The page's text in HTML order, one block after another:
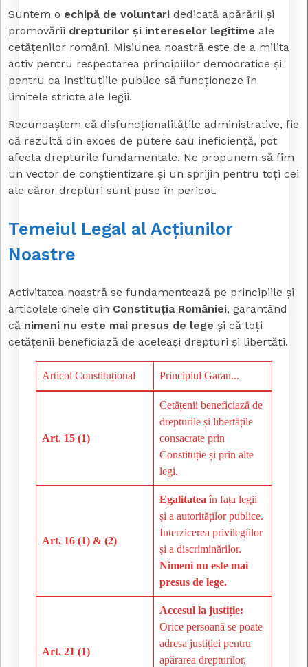
Suntem o echipă de voluntari dedicată apărării și
promovării drepturilor și intereselor legitime ale
cetățenilor români. Misiunea noastră este de a milita
activ pentru respectarea principiilor democratice și
pentru ca instituțiile publice să funcționeze în
limitele stricte ale legii.
Recunoaștem că disfuncționalitățile administrative, fie
că rezultă din exces de putere sau ineficiență, pot
afecta drepturile fundamentale. Ne propunem să fim
un vector de conștientizare și un sprijin pentru toți cei
ale căror drepturi sunt puse în pericol.
Temeiul Legal al Acțiunilor
Noastre
Activitatea noastră se fundamentează pe principiile și
articolele cheie din Constituția României, garantând
că nimeni nu este mai presus de lege și că toți
cetățenii beneficiază de aceleași drepturi și libertăți.
Articol Constituțional Principiul Garan...
Art. 15 (1)
Cetățenii beneficiază de
drepturile și libertățile
consacrate prin
Constituție și prin alte
legi.
Art. 16 (1) & (2)
Egalitatea în fața legii
și a autorităților publice.
Interzicerea privilegiilor
și a discriminărilor.
Nimeni nu este mai
presus de lege.
Art. 21 (1)
Accesul la justiție:
Orice persoană se poate
adresa justiției pentru
apărarea drepturilor,